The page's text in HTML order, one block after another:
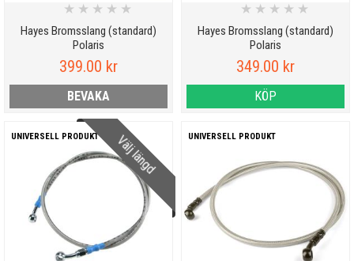
Hayes Bromsslang (standard)
Polaris
★ ★ ★ ★ ★
399.00 kr
BEVAKA
Hayes Bromsslang (standard)
Polaris
★ ★ ★ ★ ★
349.00 kr
KÖP
Välj längd
UNIVERSELL PRODUKT UNIVERSELL PRODUKT